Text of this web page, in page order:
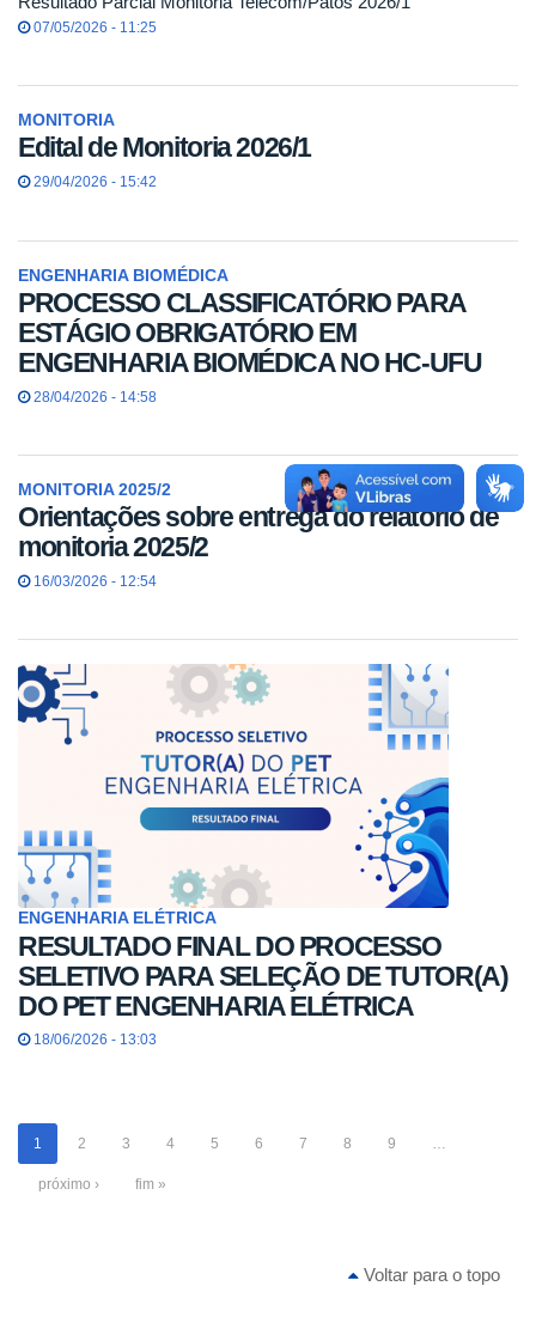
07/05/2026 - 11:25
MONITORIA
Edital de Monitoria 2026/1
29/04/2026 - 15:42
ENGENHARIA BIOMÉDICA
PROCESSO CLASSIFICATÓRIO PARA
ESTÁGIO OBRIGATÓRIO EM
ENGENHARIA BIOMÉDICA NO HC-UFU
28/04/2026 - 14:58
MONITORIA 2025/2
Orientações sobre entrega do relatório de
monitoria 2025/2
16/03/2026 - 12:54
ENGENHARIA ELÉTRICA
RESULTADO FINAL DO PROCESSO
SELETIVO PARA SELEÇÃO DE TUTOR(A)
DO PET ENGENHARIA ELÉTRICA
18/06/2026 - 13:03
1 2 3 4 5 6 7 8 9 …
próximo › fim »
Voltar para o topo